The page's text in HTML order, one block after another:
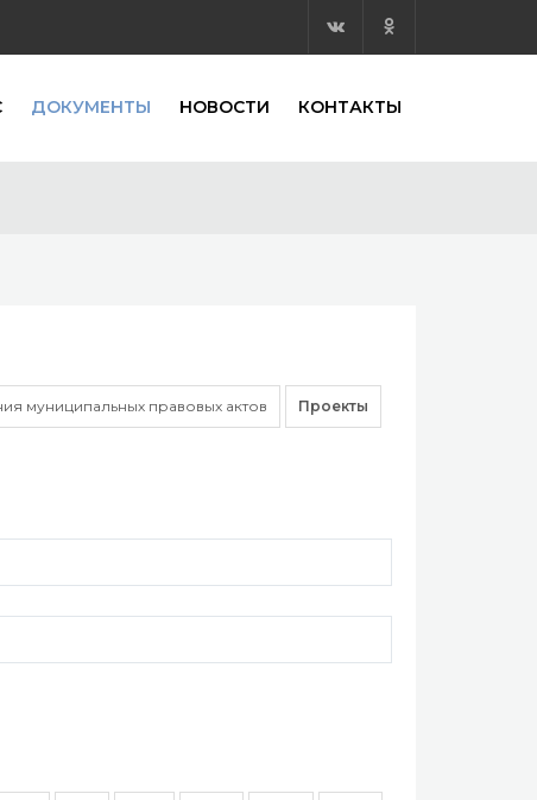
ДОКУМЕНТЫ НОВОСТИ КОНТАКТЫ
муниципальных правовых актов Проекты